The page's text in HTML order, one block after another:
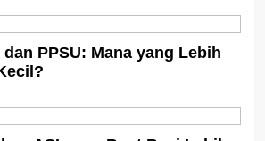
PPSU: Mana yang Lebih